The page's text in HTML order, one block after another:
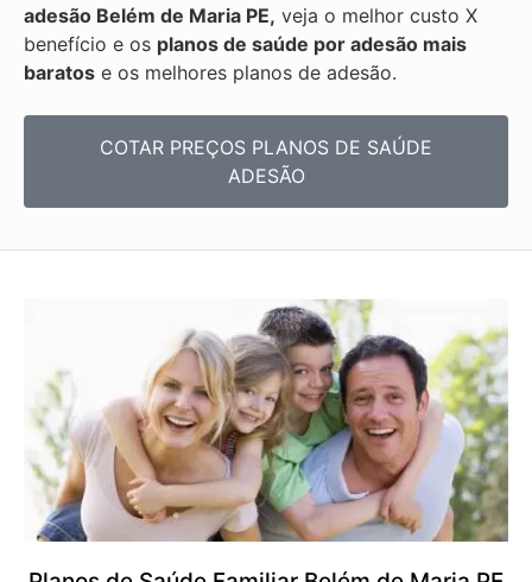
adesão Belém de Maria PE, veja o melhor custo X
benefício e os planos de saúde por adesão mais
baratos e os melhores planos de adesão.
COTAR PREÇOS PLANOS DE SAÚDE
ADESÃO